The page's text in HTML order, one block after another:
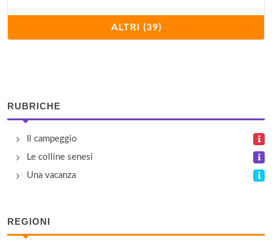
via delle Collacchie , Scarlino
Baia Verde
via Punta Ala , Castiglione della Pescaia
Bocche d'Albegna
Campo Regio
ALTRI (39)
RUBRICHE
Il campeggio
Le colline senesi
Una vacanza
REGIONI